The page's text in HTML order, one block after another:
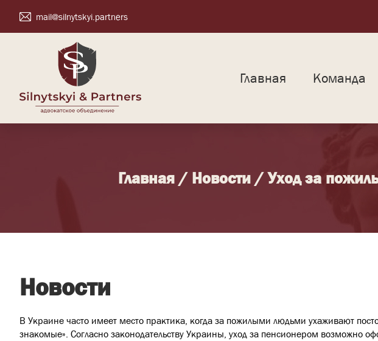
mail@silnytskyi.partners
Главная Команда
Главная / Новости /Уход за
Новости
В Украине часто имеет место практика, когда за пожилыми людьми ухаживают
знакомые». Согласно законодательству Украины, уход за пенсионером возможно